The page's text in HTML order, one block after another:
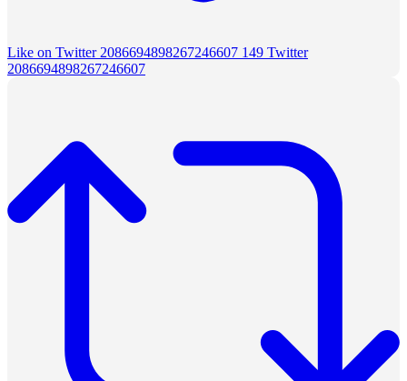
Like on Twitter 2086694898267246607 149 Twitter
2086694898267246607